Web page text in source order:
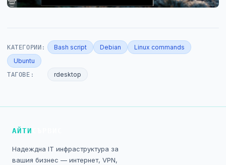
КАТЕГОРИИ: Bash script Debian
Linux commands
Ubuntu
ТАГОВЕ: rdesktop
АЙТИ
Надеждна IT инфраструктура за
вашия бизнес — интернет, VPN,